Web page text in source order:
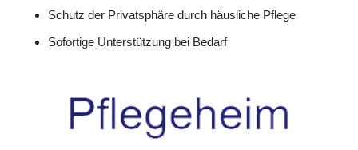
Schutz der Privatsphäre durch häusliche Pflege
Sofortige Unterstützung bei Bedarf